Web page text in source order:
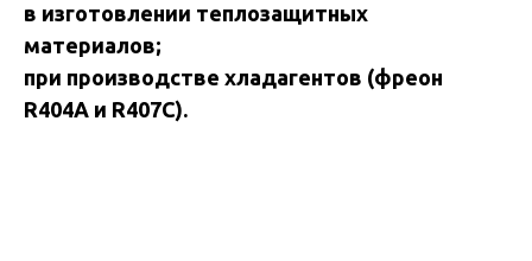
в изготовлении теплозащитных
материалов;
при производстве хладагентов (фреон
R404А и R407С).